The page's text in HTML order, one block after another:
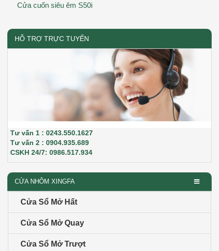
Cửa cuốn siêu êm S50i
HỖ TRỢ TRỰC TUYẾN
Tư vấn 1 : 0243.550.1627
Tư vấn 2 : 0904.935.689
CSKH 24/7: 0986.517.934
CỬA NHÔM XINGFA
Cửa Sổ Mở Hất
Cửa Sổ Mở Quay
Cửa Sổ Mở Trượt